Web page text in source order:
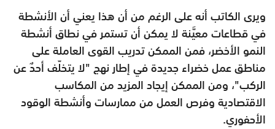
ويرى الكاتب أنه على الرغم من أن هذا يعني أن الأنشطة
في قطاعات معيَّنة لا يمكن أن تستمر في نطاق أنشطة
النمو الأخضر، فمن الممكن تدريب القوى العاملة على
مناطق عمل خضراء جديدة في إطار نهج "لا يتخلّف أحدٌ عن
الركب"، ومن الممكن إيجاد المزيد من المكاسب
الاقتصادية وفرص العمل من ممارسات وأنشطة الوقود
الأحفوري.